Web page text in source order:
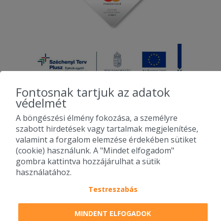
2010-2026 Copyright - Falatozz.hu - Diston-line Kft.
Pizza, gyros, hamburger, menük kedvező áron, egy helyen az összes
étterem ajánlata.
Fontosnak tartjuk az adatok
védelmét
A böngészési élmény fokozása, a személyre
szabott hirdetések vagy tartalmak megjelenítése,
valamint a forgalom elemzése érdekében sütiket
(cookie) használunk. A "Mindet elfogadom"
gombra kattintva hozzájárulhat a sütik
használatához.
Testreszabás
MINDENT ELFOGADOK